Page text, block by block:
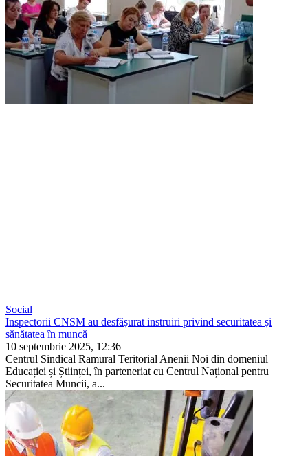
Social
Inspectorii CNSM au desfășurat instruiri privind securitatea și
sănătatea în muncă
10 septembrie 2025, 12:36
Centrul Sindical Ramural Teritorial Anenii Noi din domeniul
Educației și Științei, în parteneriat cu Centrul Național pentru
Securitatea Muncii, a...